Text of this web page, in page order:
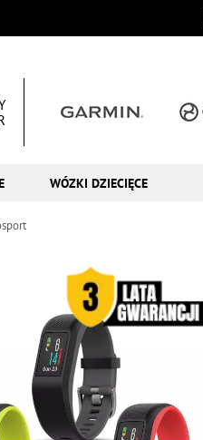
WÓZKI DZIECIĘCE